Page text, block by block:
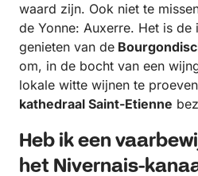
waard zijn. Ook niet te
de Yonne: Auxerre. Het is de
genieten van de
om, in de bocht van een
lokale witte wijnen te
kathedraal Saint-Etienne
Heb ik een
het Nivernais-